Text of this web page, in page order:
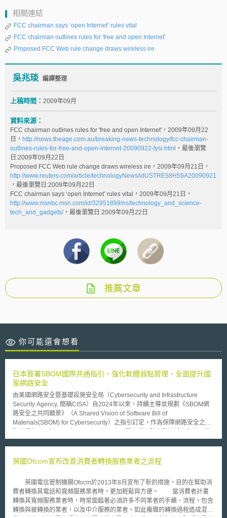
相關連結
FCC chairman says ‘open Internet’ rules vital
FCC chairman outlines rules for 'free and open Internet'
Proposed FCC Web rule change draws wireless ire
吳兆琰 編譯整理
上稿時間： 2009年09月
資料來源：
FCC chairman outlines rules for 'free and open Internet'，2009年09月22
日， http://news.theage.com.au/breaking-news-technology/fcc-chairman-
outlines-rules-for-free-and-open-internet-20090922-fysi.html ，最後瀏覽
日:2009年09月22日
Proposed FCC Web rule change draws wireless ire，2009年09月21日，
http://www.reuters.com/article/technologyNews/idUSTRE58H59A20090921
，最後瀏覽日:2009年09月22日
FCC chairman says ‘open Internet’ rules vital，2009年09月21日，
http://www.msnbc.msn.com/id/32951899/ns/technology_and_science-
tech_and_gadgets/，最後瀏覽日:2009年09月22日
推薦文章
你可能還會想看
日本簽署SBOM國際共通指引，強化軟體弱點管理，全面提升國
家網路安全
由美國網路安全暨基礎設施安全局（Cybersecurity and Infrastructure
Security Agency, 簡稱CISA）自2024年以來，持續主導並規劃《SBOM網
路安全之共同願景》（A Shared Vision of Software Bill of
Materials(SBOM) for Cybersecurity）之指引訂定，作為保障網路安全之國
同經濟產業省共同代表日本簽署了該份指引，包含日本在內，尚有美國、德
波蘭、捷克、斯洛伐克等共計15個國家的網路安全部門，皆同步完成簽署。
關係等相關資訊的正式紀錄。 2. 導入SBOM的優點 (1) 提升管理軟體弱點之
效率。 (2) 協助供應鏈風險管理（提供選用安全的軟體，提升供應商與使用
者之間溝通效率）。 (3) 協助改善軟體開發之進程。 (4) 提升管理授權軟體
之效率。 3. SBOM對於利害關係人之影響 (1) 使軟體開發人員可選擇最符合
英國Ofcom宣布改善消費者轉換服務業者之流程
英國電信管制機關Ofocm於2013年8月宣布了新的措施，目的在幫助消
費者轉換其電話和寬頻服務業者時，更加輕鬆與方便。 當消費者計畫
轉換其寬頻服務業者時，時常面臨著必須許多不同業者的手續、流程，包含
轉換與被轉換的業者，以及中介服務的業者。如此複雜的轉換過程造成混